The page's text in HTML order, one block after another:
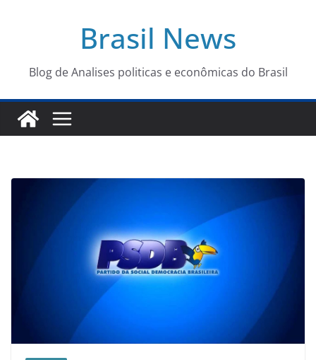
conteúdo
Brasil News
Blog de Analises politicas e econômicas do Brasil